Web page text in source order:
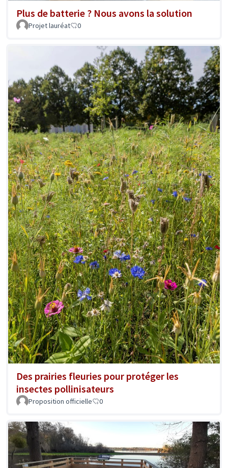
Plus de batterie ? Nous avons la solution
Projet lauréat 0
Des prairies fleuries pour protéger les
insectes pollinisateurs
Proposition officielle 0